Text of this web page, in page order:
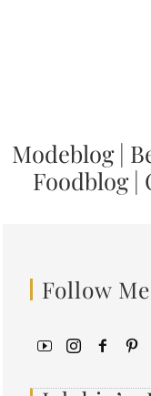
Modeblog|
Foodblog|
Follow